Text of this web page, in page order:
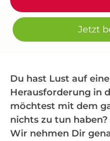
Jetzt
Du hast Lust auf
Herausforderung in
möchtest mit dem
nichts zu tun haben?
Wir nehmen Dir